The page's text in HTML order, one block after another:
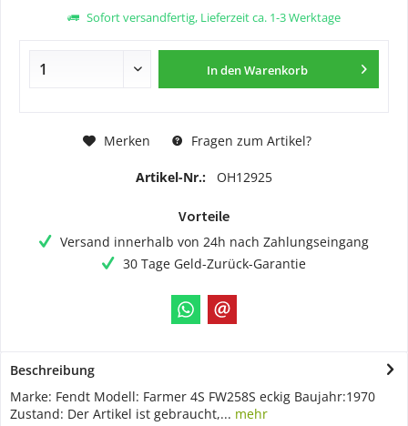
Sofort versandfertig, Lieferzeit ca. 1-3 Werktage
In denWarenkorb
Merken Fragen zum Artikel?
Artikel-Nr.: OH12925
Vorteile
Versand innerhalb von 24h nach Zahlungseingang
30 Tage Geld-Zurück-Garantie
Beschreibung
Marke: Fendt Modell: Farmer 4S FW258S eckig Baujahr:1970
Zustand: Der Artikel ist gebraucht,... mehr